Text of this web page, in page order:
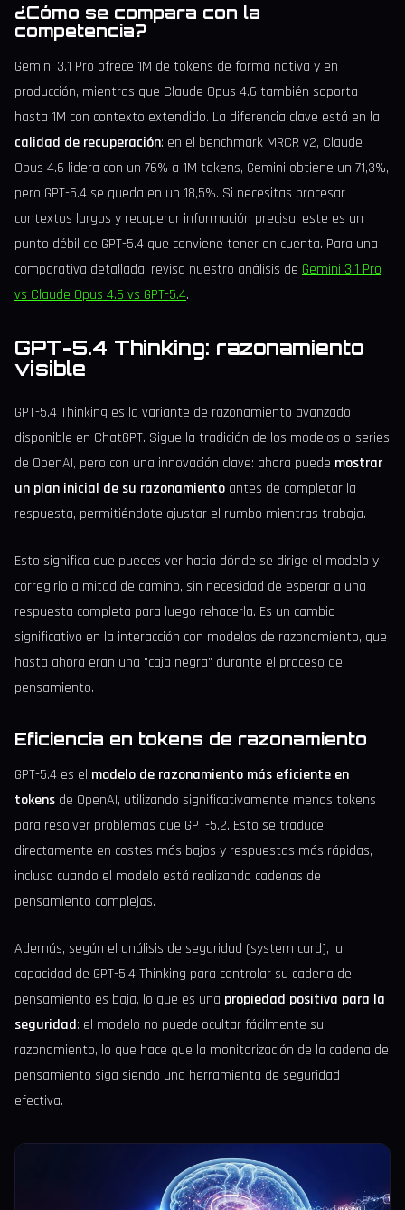
¿Cómo se compara con la
competencia?
Gemini 3.1 Pro ofrece 1M de tokens de forma nativa y en
producción, mientras que Claude Opus 4.6 también soporta
hasta 1M con contexto extendido. La diferencia clave está en la
calidad de recuperación: en el benchmark MRCR v2, Claude
Opus 4.6 lidera con un 76% a 1M tokens, Gemini obtiene un 71,3%,
pero GPT-5.4 se queda en un 18,5%. Si necesitas procesar
contextos largos y recuperar información precisa, este es un
punto débil de GPT-5.4 que conviene tener en cuenta. Para una
comparativa detallada, revisa nuestro análisis de Gemini 3.1 Pro
vs Claude Opus 4.6 vs GPT-5.4.
GPT-5.4 Thinking: razonamiento
visible
GPT-5.4 Thinking es la variante de razonamiento avanzado
disponible en ChatGPT. Sigue la tradición de los modelos o-series
de OpenAI, pero con una innovación clave: ahora puede mostrar
un plan inicial de su razonamiento antes de completar la
respuesta, permitiéndote ajustar el rumbo mientras trabaja.
Esto significa que puedes ver hacia dónde se dirige el modelo y
corregirlo a mitad de camino, sin necesidad de esperar a una
respuesta completa para luego rehacerla. Es un cambio
significativo en la interacción con modelos de razonamiento, que
hasta ahora eran una "caja negra" durante el proceso de
pensamiento.
Eficiencia en tokens de razonamiento
GPT-5.4 es el modelo de razonamiento más eficiente en
tokens de OpenAI, utilizando significativamente menos tokens
para resolver problemas que GPT-5.2. Esto se traduce
directamente en costes más bajos y respuestas más rápidas,
incluso cuando el modelo está realizando cadenas de
pensamiento complejas.
Además, según el análisis de seguridad (system card), la
capacidad de GPT-5.4 Thinking para controlar su cadena de
pensamiento es baja, lo que es una propiedad positiva para la
seguridad: el modelo no puede ocultar fácilmente su
razonamiento, lo que hace que la monitorización de la cadena de
pensamiento siga siendo una herramienta de seguridad
efectiva.